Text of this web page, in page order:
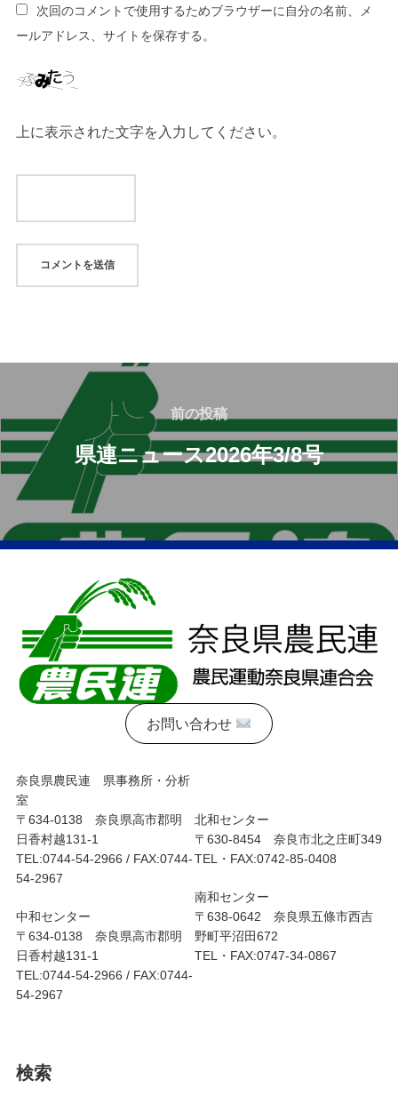
次回のコメントで使用するためブラウザーに自分の名前、メ
ールアドレス、サイトを保存する。
上に表示された文字を入力してください。
前の投稿
県連ニュース2026年3/8号
お問い合わせ
奈良県農民連 県事務所・分析
室
〒634-0138 奈良県高市郡明
日香村越131-1
TEL:0744-54-2966 / FAX:0744-
54-2967
中和センター
〒634-0138 奈良県高市郡明
日香村越131-1
TEL:0744-54-2966 / FAX:0744-
54-2967
北和センター
〒630-8454 奈良市北之庄町349
TEL・FAX:0742-85-0408
南和センター
〒638-0642 奈良県五條市西吉
野町平沼田672
TEL・FAX:0747-34-0867
検索